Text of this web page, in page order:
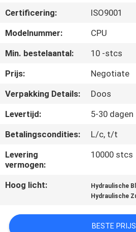
CONTACTEER
ONS
NIEUWS
VERZOEK
OM EEN
CITAAT
SITEMAP
PRIVACYBELEID
Certificering:
ISO9001
Modelnummer:
CPU
Min. bestelaantal:
10 -stcs
Prijs:
Negotiate
Verpakking Details:
Doos
Levertijd:
5-30 dagen
Betalingscondities:
L/c, t/t
Levering
vermogen:
10000 stcs
Hoog licht: Hydraulische
Hydraulische
BESTE PRIJS